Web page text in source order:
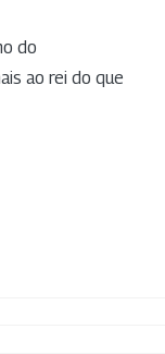
do
ao rei do que